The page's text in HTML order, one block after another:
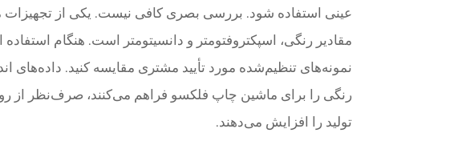
عینی استفاده شود. بررسی بصری کافی نیست. یکی از تجهیزات
مقادیر رنگی، اسپکتروفتومتر و دانسیتومتر است. هنگام استفاده
نمونه‌های تنظیم‌شده مورد تأیید مشتری مقایسه کنید. داده‌های
رنگی را برای ماشین چاپ فلکسو فراهم می‌کنند، صرف‌نظر از روز
تولید را افزایش می‌دهند.